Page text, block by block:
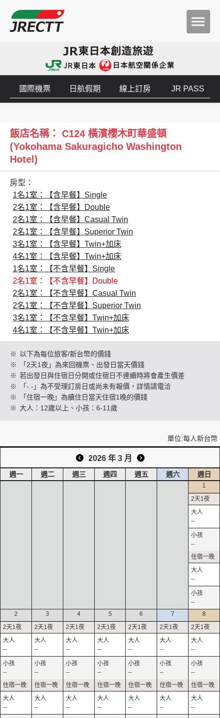
創造旅遊
國際機票 日航假期 線上訂房 JR PASS
飯店名稱： C124 橫濱櫻木町華盛頓
(Yokohama Sakuragicho Washington
Hotel)
房型：
1名1室：【含早餐】Single
2名1室：【含早餐】Double
2名1室：【含早餐】Casual Twin
2名1室：【含早餐】Superior Twin
3名1室：【含早餐】Twin+加床
4名1室：【含早餐】Twin+加床
1名1室：【不含早餐】Single
2名1室：【不含早餐】Double
2名1室：【不含早餐】Casual Twin
2名1室：【不含早餐】Superior Twin
3名1室：【不含早餐】Twin+加床
4名1室：【不含早餐】Twin+加床
※ 以下為每位旅客/新台幣的價錢
※
「2天1夜」為來回機票、出發日當天價錢
※ 若出發日與住宿日分開或住宿日不連續時將會產生價差
※
「- -」為不受理訂房日或尚未有報價，詳情請電洽
※
「住宿一晚」為續住日當天住宿1晚的價錢
※ 大人：12歲以上、小孩：6-11歲
單位:每人新台幣
2026 年 3 月
週一 週二 週三 週四 週五 週六 週日
1
--
--
--
--
2
--
--
--
3
--
--
--
4
--
--
--
5
--
--
--
6
--
--
--
7
--
--
--
8
--
--
--